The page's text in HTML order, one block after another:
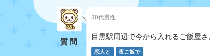
質問
30代男性
目黒駅周辺で今から入れるご飯屋さ
恋人と 夜ご飯で